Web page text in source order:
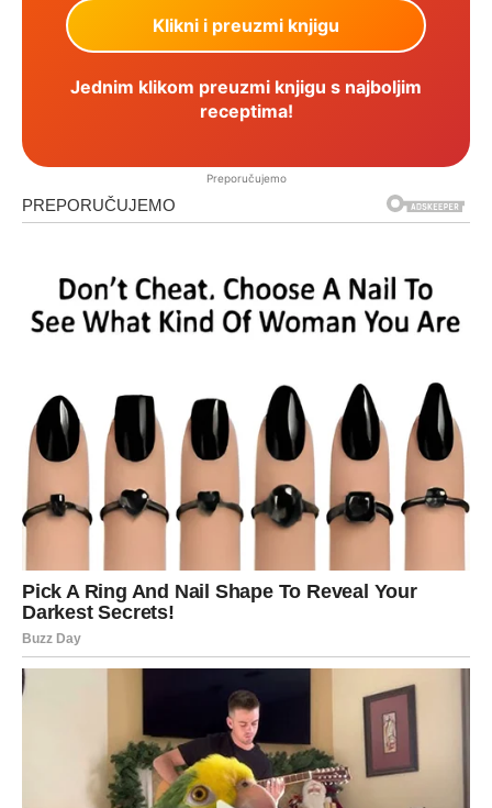
Jednim klikom preuzmi knjigu s najboljim
receptima!
Preporučujemo